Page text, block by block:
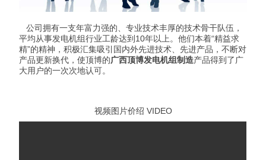
公司拥有一支年富力强的、专业技术丰厚的技术骨干队伍，
平均从事发电机组行业工龄达到10年以上。他们本着“精益求
精”的精神，积极汇集吸引国内外先进技术、先进产品，不断对
产品更新换代，使顶博的广西顶博发电机组制造产品得到了广
大用户的一次次地认可。
视频图片价绍 VIDEO